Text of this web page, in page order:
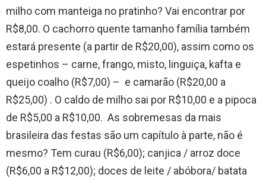
milho com manteiga no pratinho? Vai encontrar por
R$8,00. O cachorro quente tamanho família também
estará presente (a partir de R$20,00), assim como os
espetinhos – carne, frango, misto, linguiça, kafta e
queijo coalho (R$7,00) – e camarão (R$20,00 a
R$25,00) . O caldo de milho sai por R$10,00 e a pipoca
de R$5,00 a R$10,00. As sobremesas da mais
brasileira das festas são um capítulo à parte, não é
mesmo? Tem curau (R$6,00); canjica / arroz doce
(R$6,00 a R$12,00); doces de leite / abóbora/ batata